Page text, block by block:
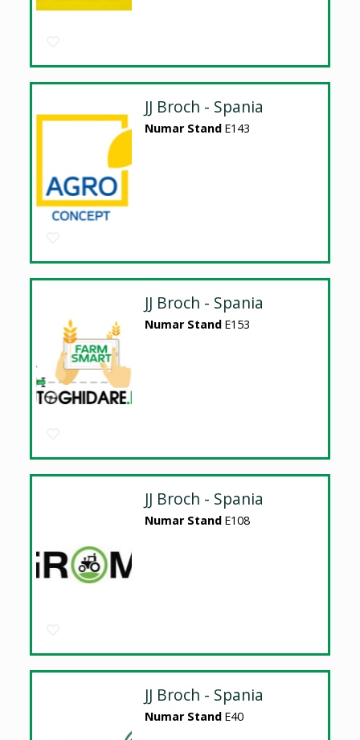
JJ Broch - Spania
Numar Stand E143
JJ Broch - Spania
Numar Stand E153
JJ Broch - Spania
Numar Stand E108
JJ Broch - Spania
Numar Stand E40